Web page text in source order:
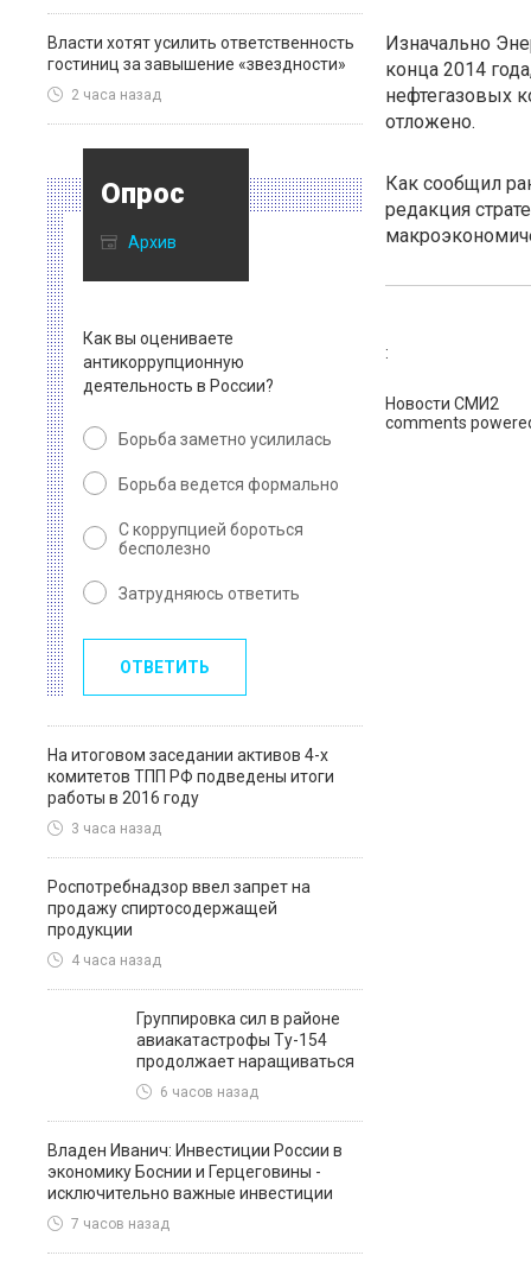
Власти хотят усилить ответственность
гостиниц за завышение «звездности»
2 часа назад
Опрос
Архив
Как вы оцениваете
антикоррупционную
деятельность в России?
Борьба заметно усилилась
Борьба ведется формально
С коррупцией бороться
бесполезно
Затрудняюсь ответить
ОТВЕТИТЬ
На итоговом заседании активов 4-х
комитетов ТПП РФ подведены итоги
работы в 2016 году
3 часа назад
Роспотребнадзор ввел запрет на
продажу спиртосодержащей
продукции
4 часа назад
Группировка сил в районе
авиакатастрофы Ту-154
продолжает наращиваться
6 часов назад
Владен Иванич: Инвестиции России в
экономику Боснии и Герцеговины -
исключительно важные инвестиции
7 часов назад
Изначально
конца 2014
нефтегазовых
отложено.
Как сообщил
редакция
:
Новости СМИ2
comments